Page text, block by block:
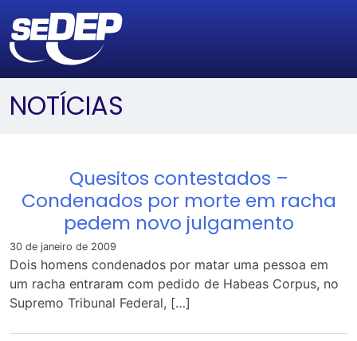
NOTÍCIAS
Quesitos contestados –
Condenados por morte em racha
pedem novo julgamento
30 de janeiro de 2009
Dois homens condenados por matar uma pessoa em
um racha entraram com pedido de Habeas Corpus, no
Supremo Tribunal Federal, […]